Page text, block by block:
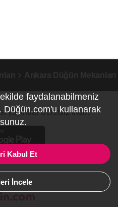
yayında! Ücretsiz indir:
faydalanabilmeniz
Düğün.com'u kullanarak
Kabul Et
İncele